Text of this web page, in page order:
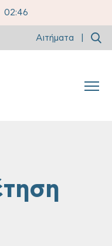
02:46
Αιτήματα